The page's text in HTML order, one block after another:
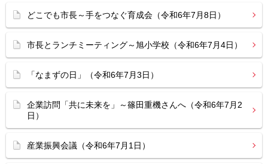
どこでも市長～手をつなぐ育成会（令和6年7月8日）
市長とランチミーティング～旭小学校（令和6年7月4日）
「なまずの日」（令和6年7月3日）
企業訪問「共に未来を」～篠田重機さんへ（令和6年7月2
日）
産業振興会議（令和6年7月1日）